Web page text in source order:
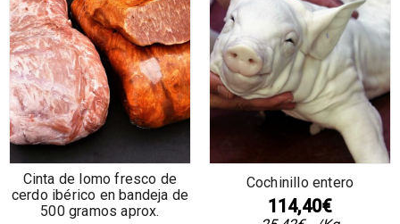
Cinta de lomo fresco de
cerdo ibérico en bandeja de
500 gramos aprox.
Cochinillo entero
114,40€